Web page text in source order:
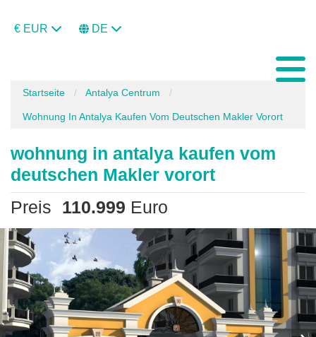
€ EUR DE
Startseite Antalya Centrum
Wohnung In Antalya Kaufen Vom Deutschen Makler Vorort
wohnung in antalya kaufen vom
deutschen Makler vorort
Preis
110.999 Euro